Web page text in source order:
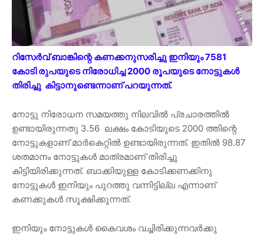
റിസേർവ് ബാങ്കിന്റെ കണക്കനുസരിച്ചു ഇനിയും 7581
കോടി രുപയുടെ നിരോധിച്ച 2000 രൂപയുടെ നോട്ടുകൾ
തിരിച്ചു കിട്ടാനുണ്ടെന്നാണ് പറയുന്നത്.
നോട്ടു നിരോധന സമയത്തു നിലവിൽ പ്രചാരത്തിൽ
ഉണ്ടായിരുന്നതു 3.56 ലക്ഷം കോടിയുടെ 2000 ത്തിന്റെ
നോട്ടുകളാണ് മാർകെറ്റിൽ ഉണ്ടായിരുന്നത്. ഇതിൽ 98.87
ശതമാനം നോട്ടുകൾ മാത്രമാണ് തിരിച്ചു
കിട്ടിയിരിക്കുന്നത്. ബാക്കിയുള്ള കോടിക്കണക്കിനു
നോട്ടുകൾ ഇനിയും പുറത്തു വന്നിട്ടില്ല എന്നാണ്
കണക്കുകൾ സൂക്ഷിക്കുന്നത്.
ഇനിയും നോട്ടുകൾ കൈവശം വച്ചിരിക്കുന്നവർക്കു